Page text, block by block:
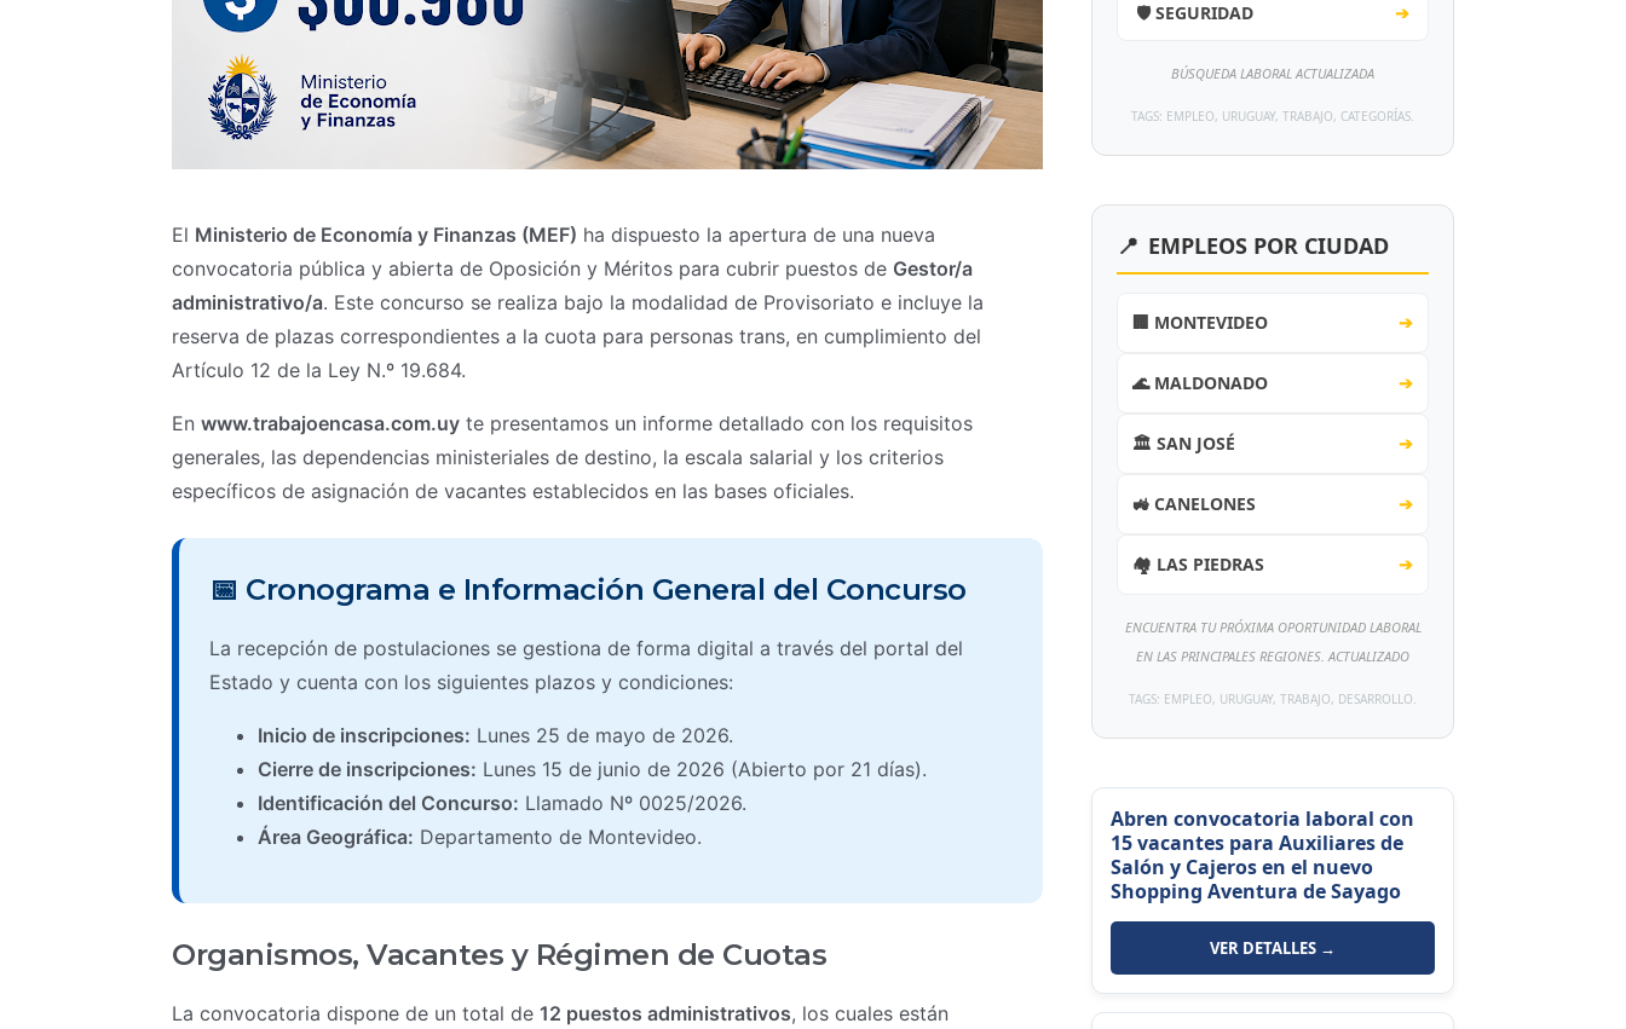
El Ministerio de Economía y Finanzas (MEF) ha dispuesto la apertura de una nueva
convocatoria pública y abierta de Oposición y Méritos para cubrir puestos de Gestor/a
administrativo/a. Este concurso se realiza bajo la modalidad de Provisoriato e incluye la
reserva de plazas correspondientes a la cuota para personas trans, en cumplimiento del
Artículo 12 de la Ley N.º 19.684.
En www.trabajoencasa.com.uy te presentamos un informe detallado con los requisitos
generales, las dependencias ministeriales de destino, la escala salarial y los criterios
específicos de asignación de vacantes establecidos en las bases oficiales.
📅 Cronograma e Información General del Concurso
La recepción de postulaciones se gestiona de forma digital a través del portal del
Estado y cuenta con los siguientes plazos y condiciones:
Inicio de inscripciones: Lunes 25 de mayo de 2026.
Cierre de inscripciones: Lunes 15 de junio de 2026 (Abierto por 21 días).
Identificación del Concurso: Llamado Nº 0025/2026.
Área Geográfica: Departamento de Montevideo.
Organismos, Vacantes y Régimen de Cuotas
La convocatoria dispone de un total de 12 puestos administrativos, los cuales están
🛡️ SEGURIDAD ➔
BÚSQUEDA LABORAL ACTUALIZADA
TAGS: EMPLEO, URUGUAY, TRABAJO, CATEGORÍAS.
📍 EMPLEOS POR CIUDAD
🏢 MONTEVIDEO ➔
🌊 MALDONADO ➔
🏛️ SAN JOSÉ ➔
🚜 CANELONES ➔
🏘️ LAS PIEDRAS ➔
ENCUENTRA TU PRÓXIMA OPORTUNIDAD LABORAL
EN LAS PRINCIPALES REGIONES. ACTUALIZADO
TAGS: EMPLEO, URUGUAY, TRABAJO, DESARROLLO.
Abren convocatoria laboral con
15 vacantes para Auxiliares de
Salón y Cajeros en el nuevo
Shopping Aventura de Sayago
VER DETALLES →